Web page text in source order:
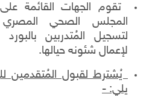
تقوم الجهات القائمة على
المجلس الصحي المصري
لتسجيل المُتدربين
لإعمال شئونه حيالها.
يُشترط لقبول المُتقدمين
يلي: -